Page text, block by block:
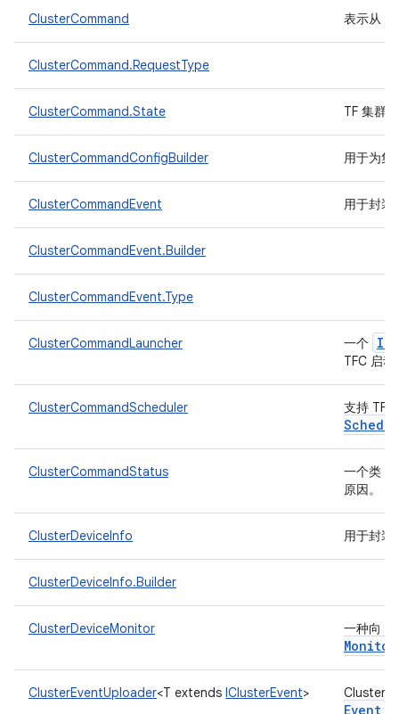
ClusterCommand 表示从
ClusterCommand.RequestType
ClusterCommand.State TF 集群
ClusterCommandConfigBuilder 用于为集
ClusterCommandEvent 用于封装
ClusterCommandEvent.Builder
ClusterCommandEvent.Type
ClusterCommandLauncher 一个
TFC 启
ClusterCommandScheduler 支持
ClusterCommandStatus
一个类，
原因。
ClusterDeviceInfo 用于封装
ClusterDeviceInfo.Builder
ClusterDeviceMonitor 一种向
Monitor
ClusterEventUploader<T extends IClusterEvent>
Event